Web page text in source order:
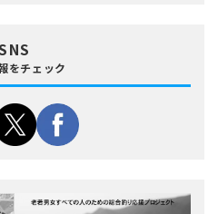
をチェック